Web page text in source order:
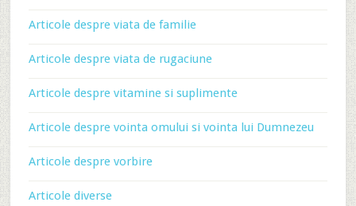
Articole despre viata de familie
Articole despre viata de rugaciune
Articole despre vitamine si suplimente
Articole despre vointa omului si vointa lui Dumnezeu
Articole despre vorbire
Articole diverse